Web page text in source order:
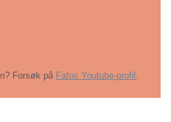
Forsøk på Fafos Youtube-profil .